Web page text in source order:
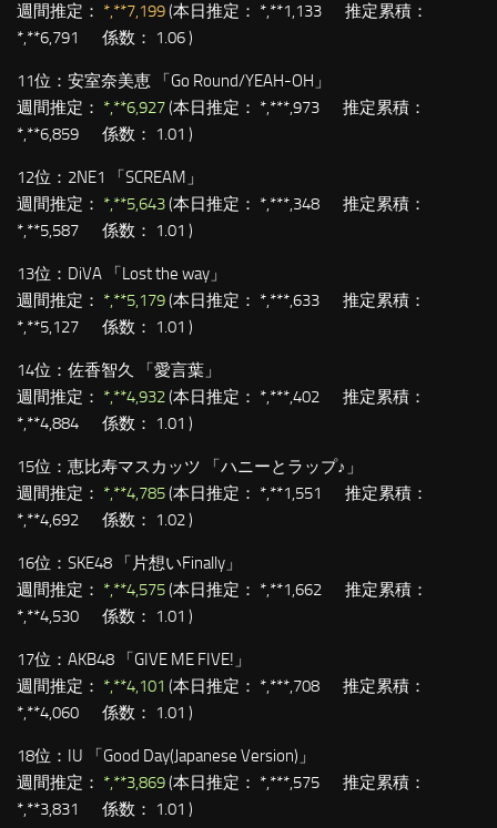
週間推定： *,**7,199(本日推定： *,**1,133 推定累積：
*,**6,791 係数： 1.06 )
11位： 安室奈美恵 「Go Round/YEAH-OH」
週間推定： *,**6,927(本日推定： *,***,973 推定累積：
*,**6,859 係数： 1.01 )
12位： 2NE1 「SCREAM」
週間推定： *,**5,643(本日推定： *,***,348 推定累積：
*,**5,587 係数： 1.01 )
13位： DiVA 「Lost the way」
週間推定： *,**5,179(本日推定： *,***,633 推定累積：
*,**5,127 係数： 1.01 )
14位： 佐香智久 「愛言葉」
週間推定： *,**4,932(本日推定： *,***,402 推定累積：
*,**4,884 係数： 1.01 )
15位： 恵比寿マスカッツ 「ハニーとラップ♪」
週間推定： *,**4,785(本日推定： *,**1,551 推定累積：
*,**4,692 係数： 1.02 )
16位： SKE48 「片想いFinally」
週間推定： *,**4,575(本日推定： *,**1,662 推定累積：
*,**4,530 係数： 1.01 )
17位： AKB48 「GIVE ME FIVE!」
週間推定： *,**4,101 (本日推定： *,***,708 推定累積：
*,**4,060 係数： 1.01 )
18位： IU 「Good Day(Japanese Version)」
週間推定： *,**3,869(本日推定： *,***,575 推定累積：
*,**3,831 係数： 1.01 )